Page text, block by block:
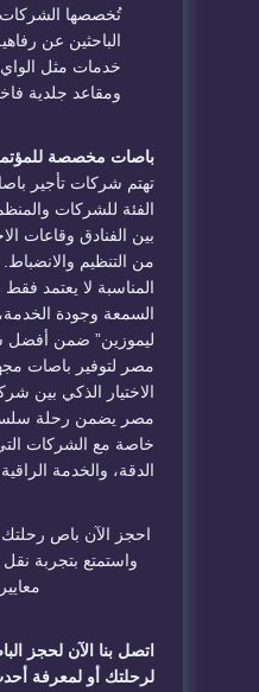
تُخصصها الشركات
الباحثين عن
خدمات مثل
ومقاعد جلدية
باصات مخصصة
تهتم شركات تأجير
الفئة للشركات
بين الفنادق وقاعات
من التنظيم
المناسبة لا يعتمد
السمعة وجودة
ليموزين” ضمن
مصر لتوفير باصات
الاختيار الذكي بين
مصر يضمن رحلة سلسة
خاصة مع الشركات
الدقة، والخدمة
احجز الآن باص
واستمتع بتجربة
اتصل بنا الآن لحجز
لرحلتك أو لمعرفة